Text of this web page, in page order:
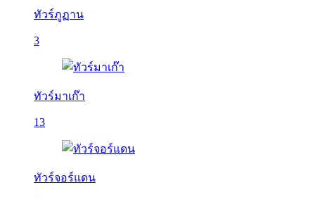
ทัวร์ภูฏาน
3
ทัวร์มาเก๊า
13
ทัวร์จอร์แดน